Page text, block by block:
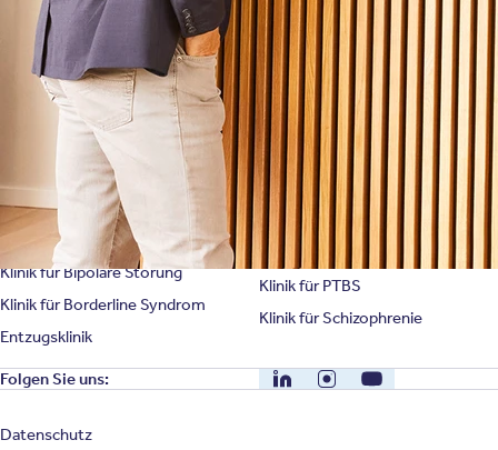
Unternehmensfakten
Spezialisierte Kliniken
Klinik für Depression
Klinik für Burnout
Klinik für Angststörung
Klinik für Zwangsstörung
Klinik für Persönlichkeitsstörung
Klinik für Bipolare Störung
Klinik für Borderline Syndrom
Entzugsklinik
Suchtklinik
Klinik für Anorexie
Klinik für Erschöpfung
Klinik für Essstörung
Klinik für Mediensucht
Klinik für Psychose
Klinik für PTBS
Klinik für Schizophrenie
Folgen Sie uns: LinkedIn InstagramYouTube
Datenschutz